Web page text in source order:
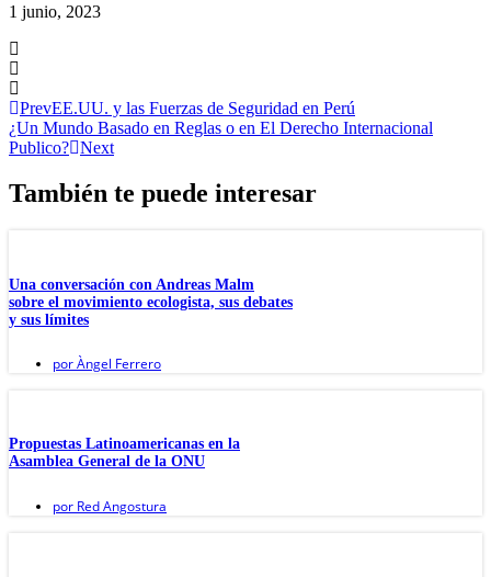
1 junio, 2023
PrevEE.UU. y las Fuerzas de Seguridad en Perú
¿Un Mundo Basado en Reglas o en El Derecho Internacional
Publico? Next
También te puede interesar
Una conversación con Andreas Malm
sobre el movimiento ecologista, sus debates
y sus límites
porÀngel Ferrero
Propuestas Latinoamericanas en la
Asamblea General de la ONU
por Red Angostura